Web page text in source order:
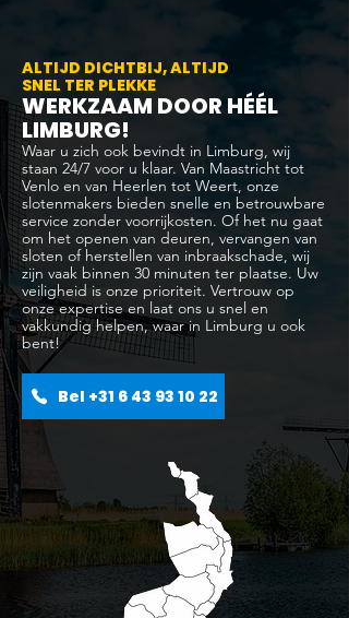
ALTIJD DICHTBIJ, ALTIJD
SNEL TER PLEKKE
WERKZAAM DOOR HÉÉL
LIMBURG!
Waar u zich ook bevindt in Limburg, wij
staan 24/7 voor u klaar. Van Maastricht tot
Venlo en van Heerlen tot Weert, onze
slotenmakers bieden snelle en betrouwbare
service zonder voorrijkosten. Of het nu gaat
om het openen van deuren, vervangen van
sloten of herstellen van inbraakschade, wij
zijn vaak binnen 30 minuten ter plaatse. Uw
veiligheid is onze prioriteit. Vertrouw op
onze expertise en laat ons u snel en
vakkundig helpen, waar in Limburg u ook
bent!
Bel +31 6 43 93 10 22